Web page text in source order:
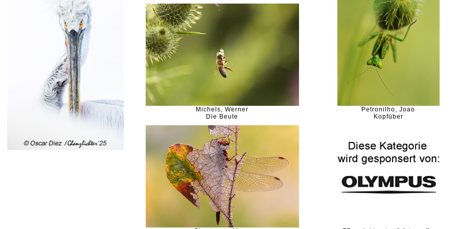
Michels, Werner
Die Beute
Petronilho, Joao
Kopfüber